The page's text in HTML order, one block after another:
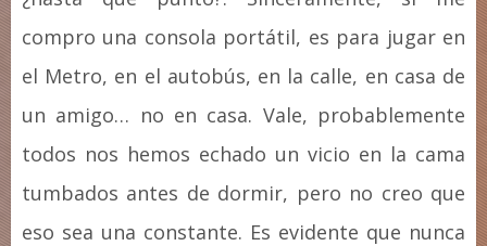
compro una consola portátil, es para jugar en
el Metro, en el autobús, en la calle, en casa de
un amigo… no en casa. Vale, probablemente
todos nos hemos echado un vicio en la cama
tumbados antes de dormir, pero no creo que
eso sea una constante. Es evidente que nunca